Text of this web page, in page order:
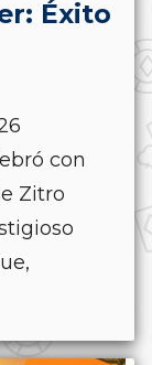
Éxito
con
Zitro